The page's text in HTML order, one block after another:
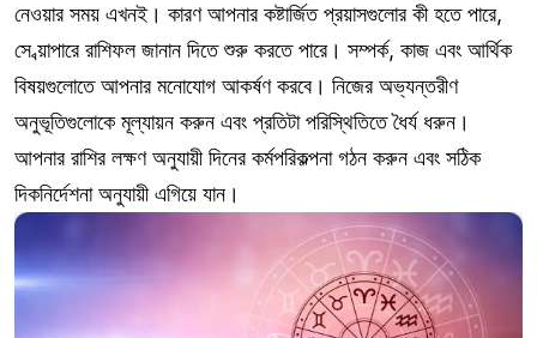
নেওয়ার সময় এখনই। কারণ আপনার কষ্টার্জিত প্রয়াসগুলোর কী হতে পারে,
সে ব্য়াপারে রাশিফল জানান দিতে শুরু করতে পারে। সম্পর্ক, কাজ এবং আর্থিক
বিষয়গুলোতে আপনার মনোযোগ আকর্ষণ করবে। নিজের অভ্যন্তরীণ
অনুভূতিগুলোকে মূল্যায়ন করুন এবং প্রতিটা পরিস্থিতিতে ধৈর্য ধরুন।
আপনার রাশির লক্ষণ অনুযায়ী দিনের কর্মপরিকল্পনা গঠন করুন এবং সঠিক
দিকনির্দেশনা অনুযায়ী এগিয়ে যান।